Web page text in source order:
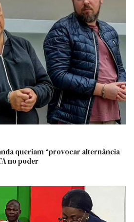
queriam “provocar alternância
no poder